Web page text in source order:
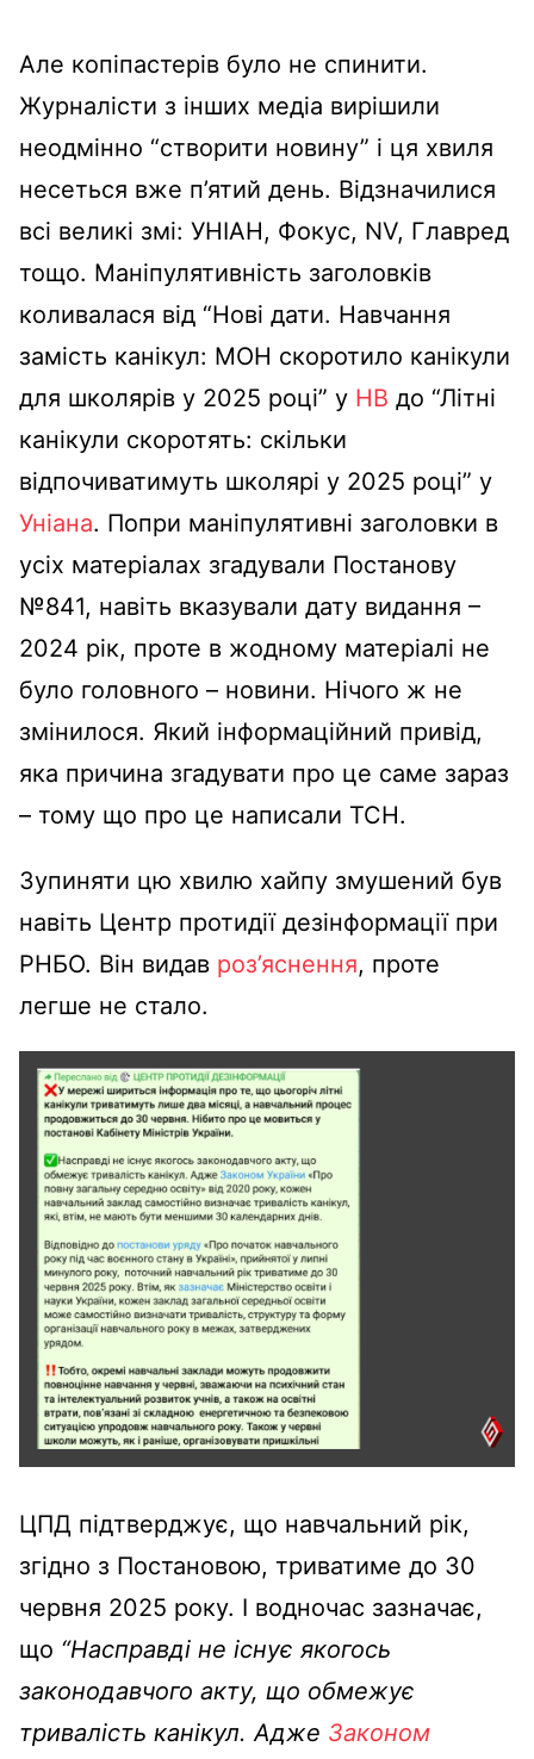
Але копіпастерів було не спинити.
Журналісти з інших медіа вирішили
неодмінно “створити новину” і ця хвиля
несеться вже п’ятий день. Відзначилися
всі великі змі: УНІАН, Фокус, NV, Главред
тощо. Маніпулятивність заголовків
коливалася від “Нові дати. Навчання
замість канікул: МОН скоротило канікули
для школярів у 2025 році” у НВ до “Літні
канікули скоротять: скільки
відпочиватимуть школярі у 2025 році” у
Уніана. Попри маніпулятивні заголовки в
усіх матеріалах згадували Постанову
№841, навіть вказували дату видання –
2024 рік, проте в жодному матеріалі не
було головного – новини. Нічого ж не
змінилося. Який інформаційний привід,
яка причина згадувати про це саме зараз
– тому що про це написали ТСН.
Зупиняти цю хвилю хайпу змушений був
навіть Центр протидії дезінформації при
РНБО. Він видав роз’яснення, проте
легше не стало.
ЦПД підтверджує, що навчальний рік,
згідно з Постановою, триватиме до 30
червня 2025 року. І водночас зазначає,
що “Насправді не існує якогось
законодавчого акту, що обмежує
тривалість канікул. Адже Законом